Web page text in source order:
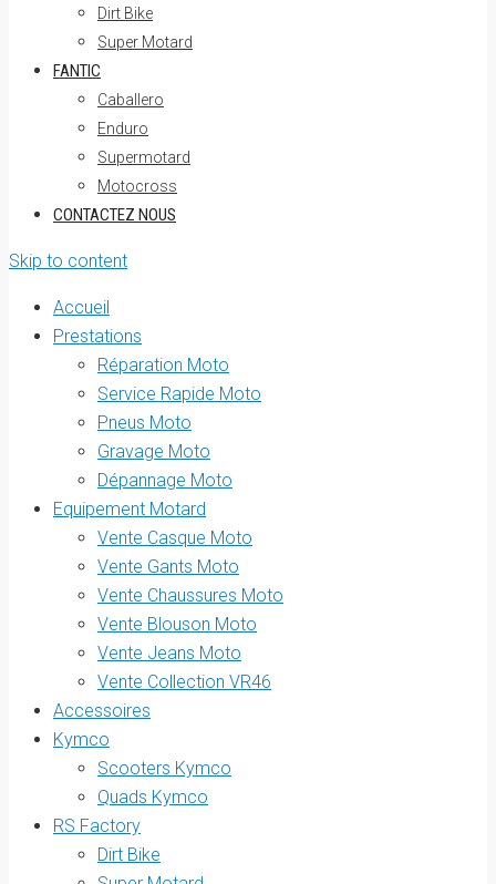
Dirt Bike
Super Motard
FANTIC
Caballero
Enduro
Supermotard
Motocross
CONTACTEZ NOUS
Skip to content
Accueil
Prestations
Réparation Moto
Service Rapide Moto
Pneus Moto
Gravage Moto
Dépannage Moto
Equipement Motard
Vente Casque Moto
Vente Gants Moto
Vente Chaussures Moto
Vente Blouson Moto
Vente Jeans Moto
Vente Collection VR46
Accessoires
Kymco
Scooters Kymco
Quads Kymco
RS Factory
Dirt Bike